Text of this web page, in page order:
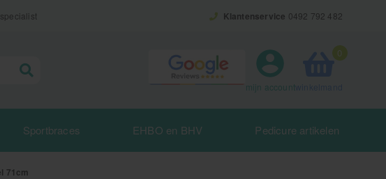
Klantenservice 0492 792 482
0
mijn account
Sportbraces EHBO en BHV Pedicure artikelen
71cm